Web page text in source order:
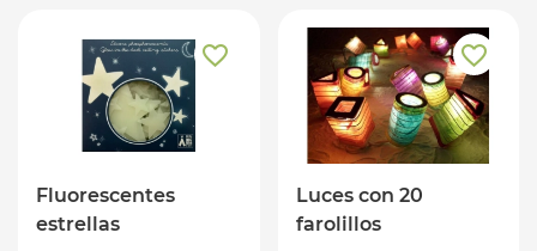
Fluorescentes
estrellas
Luces con 20
farolillos